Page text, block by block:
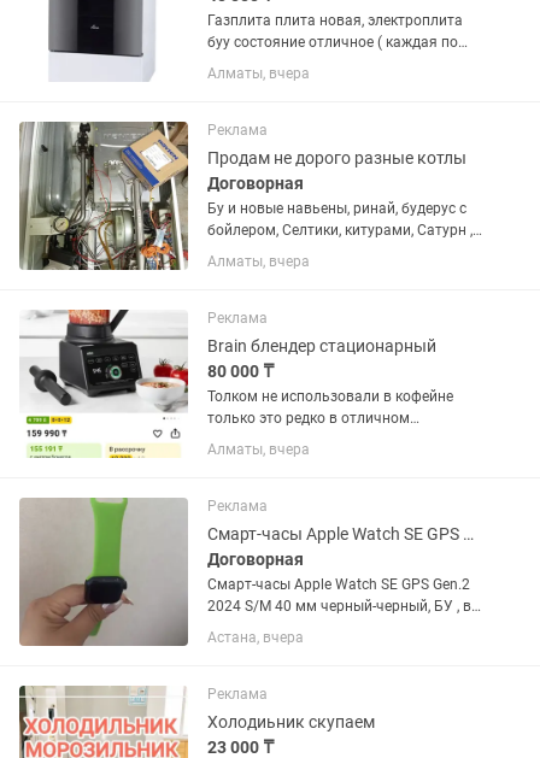
Газплита плита новая, электроплита
буу состояние отличное ( каждая по
30тыс)
Алматы, вчера
Реклама
Продам не дорого разные котлы
Договорная
Бу и новые навьены, ринай, будерус с
бойлером, Селтики, китурами, Сатурн ,
ферроли и многое другое. Также
имеются запчасти от разныхкотлов и
Скупка , продажа...
Алматы, вчера
Реклама
Brain блендер стационарный
80 000 ₸
Толком не использовали в кофейне
только это редко в отличном
состоянии подробно на пишите. Также
есть ручные блендеры новые и бу.
Алматы, вчера
Реклама
Смарт-часы Apple Watch SE GPS Gen.2 2024- 40 мм
Договорная
Смарт-часы Apple Watch SE GPS Gen.2
2024 S/M 40 мм черный-черный, БУ , в
хорошем состоянии, есть небольшая
царапина сверху корпуса, фото
зарядка
Астана, вчера
Реклама
Холодиьник скупаем
23 000 ₸